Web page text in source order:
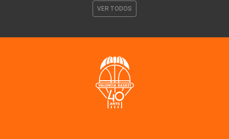
VER TODOS